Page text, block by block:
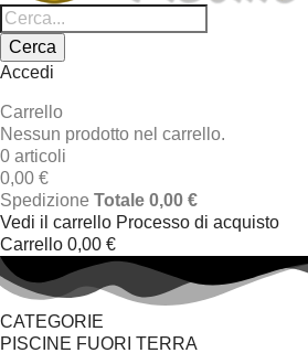
Cerca
Accedi
Carrello
Nessun prodotto nel carrello.
0 articoli
0,00 €
Spedizione Totale 0,00 €
Vedi il carrello Processo di acquisto
Carrello 0,00 €
CATEGORIE
PISCINE FUORI TERRA